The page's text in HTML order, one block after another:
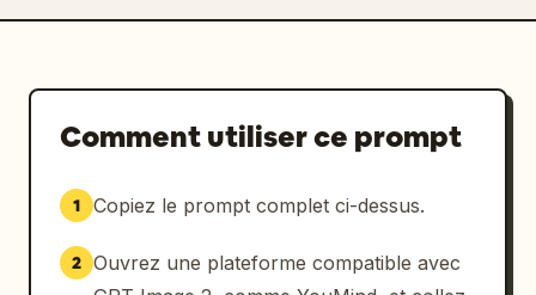
Comment utiliser ce prompt
1 Copiez le prompt complet ci-dessus.
2 Ouvrez une plateforme compatible avec